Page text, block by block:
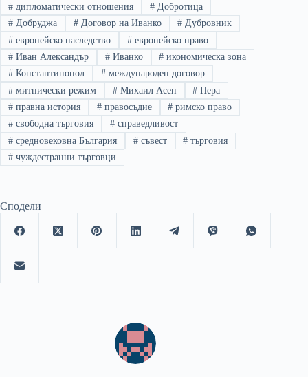
#дипломатически отношения #Добротица
#Добруджа #Договор на Иванко # Дубровник
#европейско наследство #европейско право
#Иван Александър #Иванко # икономическа зона
#Константинопол #международен договор
#митнически режим #Михаил Асен # Пера
#правна история #правосъдие # римско право
#свободна търговия #справедливост
#средновековна България #съвест # търговия
#чуждестранни търговци
Сподели